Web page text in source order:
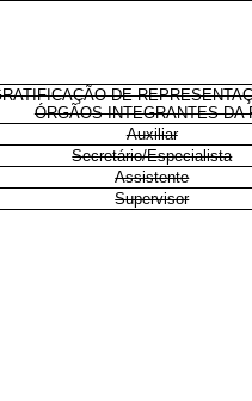
DE
ÓRGÃOS INTEGRANTES DA
Auxiliar
Secretário/Especialista
Assistente
Supervisor